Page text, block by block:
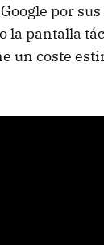
por
la pantalla
un coste